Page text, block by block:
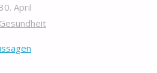
April
Gesundheit